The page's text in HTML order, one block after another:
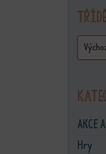
AKCE
Hry